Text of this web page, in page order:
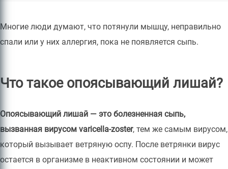
Многие люди думают, что потянули мышцу, неправильно
спали или у них аллергия, пока не появляется сыпь.
Что такое опоясывающий лишай?
Опоясывающий лишай — это болезненная сыпь,
вызванная вирусом varicella-zoster, тем же самым вирусом,
который вызывает ветряную оспу. После ветрянки вирус
остается в организме в неактивном состоянии и может